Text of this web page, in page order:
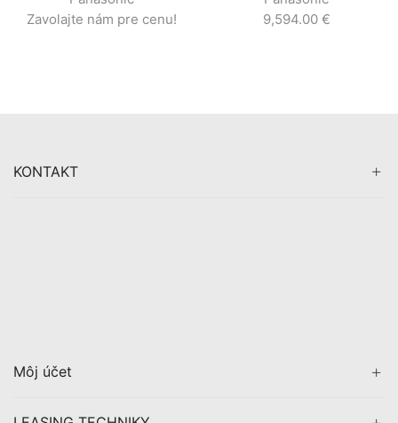
Zavolajte nám pre cenu!
Skončila!!!
9,594.00 €
KONTAKT
Môj účet